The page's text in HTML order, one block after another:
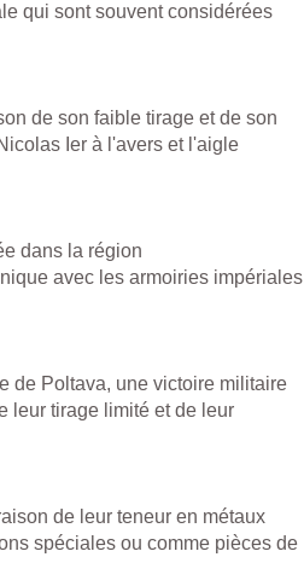
qui sont souvent considérées
de son faible tirage et de son
Ier à l'avers et l'aigle
dans la région
avec les armoiries impériales
de Poltava, une victoire militaire
leur tirage limité et de leur
de leur teneur en métaux
spéciales ou comme pièces de